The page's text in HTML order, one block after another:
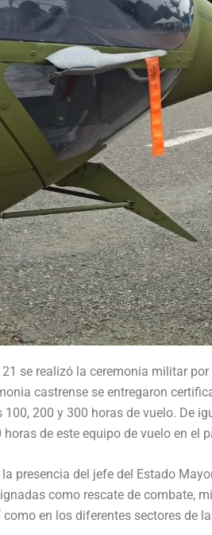
21 se realizó la ceremonia militar
castrense se entregaron
200 y 300 horas de vuelo. De
de este equipo de vuelo en el
presencia del jefe del Estado
como rescate de combate,
como en los diferentes sectores de